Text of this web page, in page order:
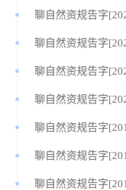
聊自然资规告字
聊自然资规告字
聊自然资规告字
聊自然资规告字
聊自然资规告字
聊自然资规告字
聊自然资规告字